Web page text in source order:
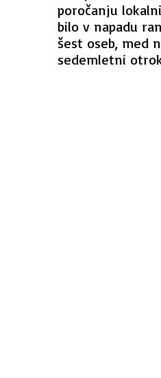
poročanju
bilo v napadu
šest oseb, med
sedemletni